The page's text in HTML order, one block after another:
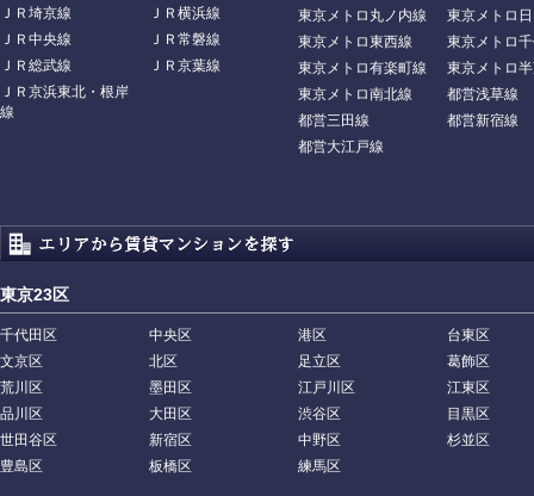
ＪＲ埼京線
ＪＲ横浜線
ＪＲ中央線
ＪＲ常磐線
ＪＲ総武線
ＪＲ京葉線
ＪＲ京浜東北・根岸
線
東京メトロ丸ノ内線
東京メトロ
東京メトロ東西線
東京メトロ
東京メトロ有楽町線
東京メトロ
東京メトロ南北線
都営浅草線
都営三田線
都営新宿線
都営大江戸線
東京23区
千代田区 中央区 港区
台東区
文京区
北区 足立区
葛飾区
荒川区
墨田区 江戸川区
江東区
品川区
大田区 渋谷区
目黒区
世田谷区
新宿区 中野区
杉並区
豊島区
板橋区 練馬区